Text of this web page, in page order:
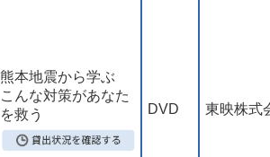
熊本地震から学ぶ
こんな対策があなた
を救う
DVD 東映株式